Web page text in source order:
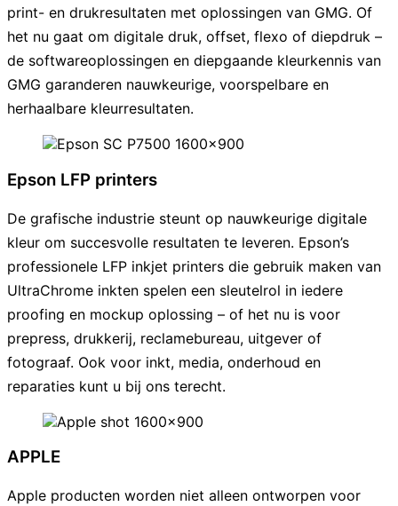
print- en drukresultaten met oplossingen van GMG. Of
het nu gaat om digitale druk, offset, flexo of diepdruk –
de softwareoplossingen en diepgaande kleurkennis van
GMG garanderen nauwkeurige, voorspelbare en
herhaalbare kleurresultaten.
Epson LFP printers
De grafische industrie steunt op nauwkeurige digitale
kleur om succesvolle resultaten te leveren. Epson’s
professionele LFP inkjet printers die gebruik maken van
UltraChrome inkten spelen een sleutelrol in iedere
proofing en mockup oplossing – of het nu is voor
prepress, drukkerij, reclamebureau, uitgever of
fotograaf. Ook voor inkt, media, onderhoud en
reparaties kunt u bij ons terecht.
APPLE
Apple producten worden niet alleen ontworpen voor